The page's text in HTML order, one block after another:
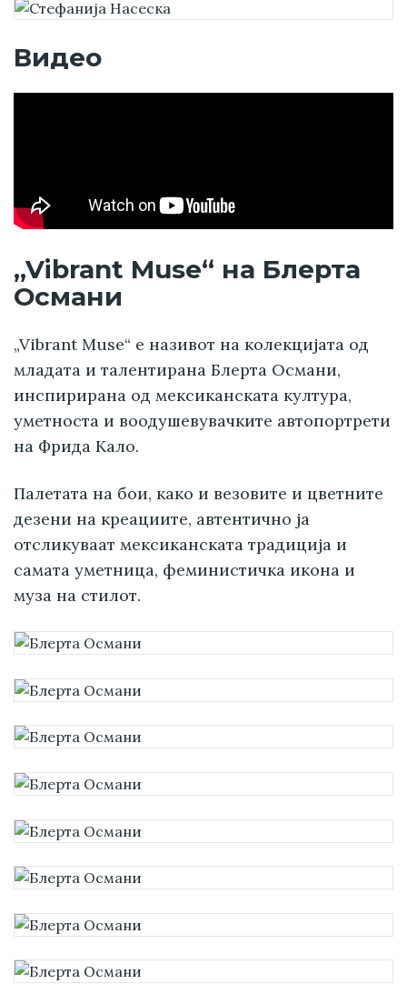
Видео
„Vibrant Muse“ на Блерта
Османи
„Vibrant Muse“ е називот на колекцијата од
младата и талентирана Блерта Османи,
инспирирана од мексиканската култура,
уметноста и воодушевувачките автопортрети
на Фрида Кало.
Палетата на бои, како и везовите и цветните
дезени на креациите, автентично ја
отсликуваат мексиканската традиција и
самата уметница, феминистичка икона и
муза на стилот.